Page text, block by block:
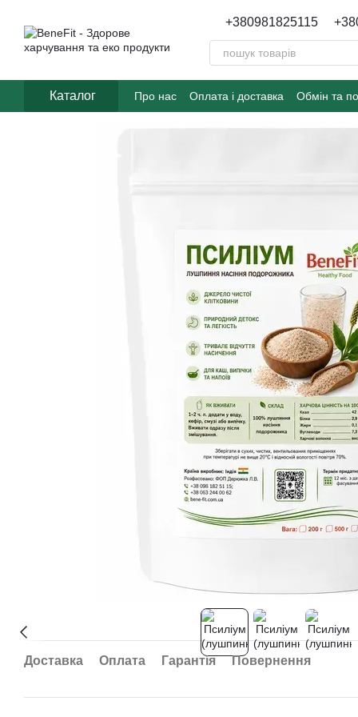
+380981825115
Каталог Про нас Оплата і доставка Обмін та
Доставка Оплата Гарантія Повернення